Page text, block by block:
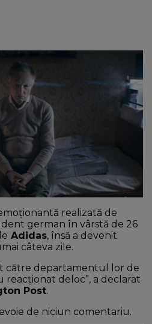
realizată de
german în vârstă de 26
Adidas, însă a devenit
câteva zile.
către departamentul lor de
reacționat deloc”, a declarat
Post.
de niciun comentariu.